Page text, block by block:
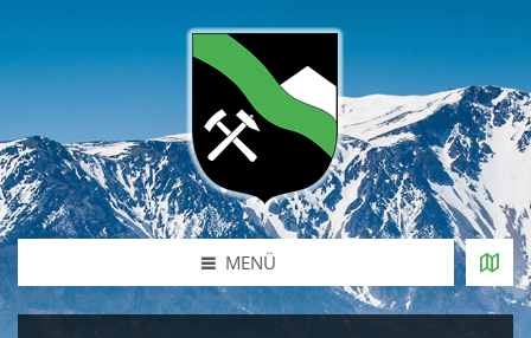
MENÜ